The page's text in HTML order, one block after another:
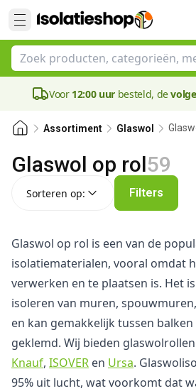
Voor 12:00 uur besteld, de
Assortiment Glaswol
Glaswol op rol59
Sorteren op: Filters
Glaswol op rol is een van de
isolatiematerialen, vooral omdat
verwerken en te plaatsen is. Het
isoleren van muren,
en kan gemakkelijk tussen
geklemd. Wij bieden
Knauf, ISOVER en Ursa.
95% uit lucht, wat voorkomt dat